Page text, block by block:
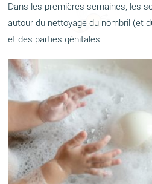
Dans les premières semaines, les
autour du nettoyage du nombril (et
et des parties génitales.